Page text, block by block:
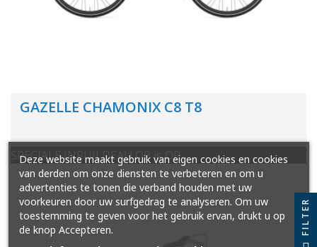
GAZELLE CHAMONIX C8 T8
SPECIALE INRUILDEAL! OP is OP
Deze website maakt gebruik van eigen cookies en cookies
van derden om onze diensten te verbeteren en om u
advertenties te tonen die verband houden met uw
voorkeuren door uw surfgedrag te analyseren. Om uw
toestemming te geven voor het gebruik ervan, drukt u op
de knop Accepteren.
FILTER